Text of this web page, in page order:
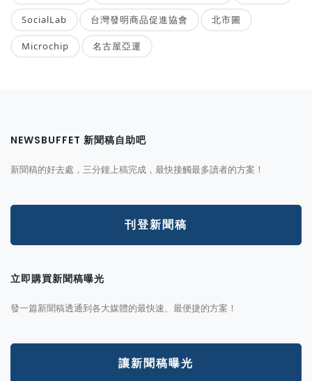
SocialLab 台灣發明商品促進協會 北市圖
Microchip 名古屋亞運
NEWSBUFFET 新聞稿自助吧
新聞稿的好去處，三分鐘上稿完成，最快接觸最多讀者的方案！
刊登新聞稿
立即購買新聞稿曝光
發一篇新聞稿透通到各大媒體的最快速、最便捷的方案！
讓新聞稿曝光